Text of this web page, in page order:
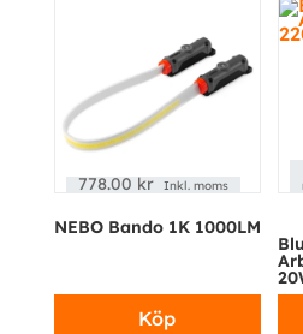
778.00 kr Inkl. moms
NEBO Bando 1K 1000LM
Köp